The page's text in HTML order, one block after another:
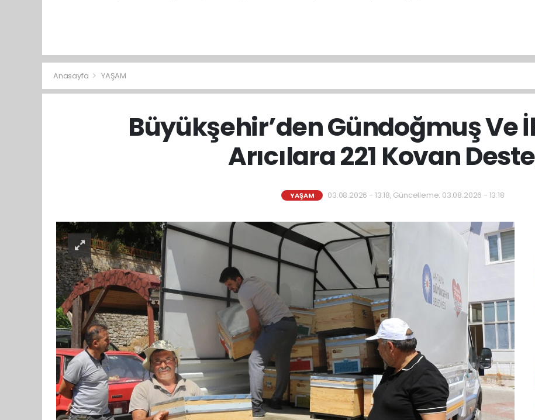
Anasayfa YAŞAM
Büyükşehir’den Gündoğmuş Ve
Arıcılara 221 Kovan
YAŞAM 03.08.2026 - 13:18, Güncelleme: 03.08.2026 - 13:18